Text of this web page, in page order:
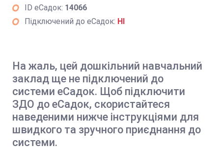
ID еСадок: 14066
Підключений до еСадок: НІ
На жаль, цей дошкільний навчальний
заклад ще не підключений до
системи еСадок. Щоб підключити
ЗДО до еСадок, скористайтеся
наведеними нижче інструкціями для
швидкого та зручного приєднання до
системи.